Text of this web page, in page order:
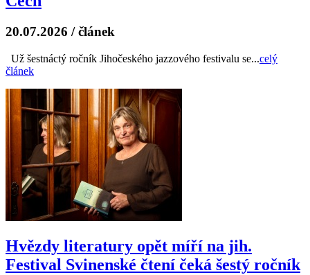
20.07.2026 / článek
Už šestnáctý ročník Jihočeského jazzového festivalu se...celý
článek
Hvězdy literatury opět míří na jih.
Festival Svinenské čtení čeká šestý ročník